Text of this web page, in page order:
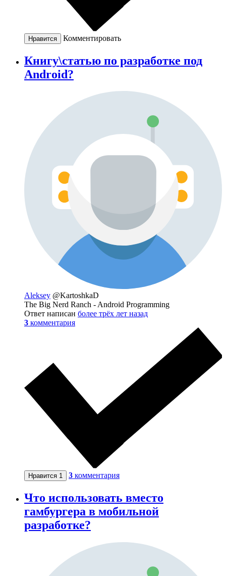
Нравится Комментировать
Книгу\статью по разработке под
Android?
Aleksey @KartoshkaD
The Big Nerd Ranch - Android Programming
Ответ написан более трёх лет назад
3 комментария
Нравится 1 3 комментария
Что использовать вместо
гамбургера в мобильной
разработке?